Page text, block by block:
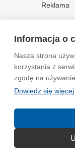
Informacja o
Nasza strona
korzystania z
zgodę na
Dowiedz się więcej
Reklama